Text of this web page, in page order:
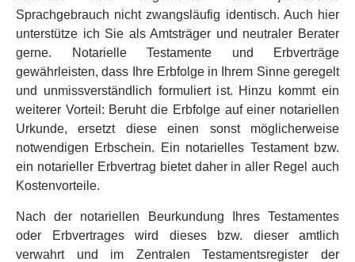
Sprachgebrauch nicht zwangsläufig identisch. Auch hier
unterstütze ich Sie als Amtsträger und neutraler Berater
gerne. Notarielle Testamente und Erbverträge
gewährleisten, dass Ihre Erbfolge in Ihrem Sinne geregelt
und unmissverständlich formuliert ist. Hinzu kommt ein
weiterer Vorteil: Beruht die Erbfolge auf einer notariellen
Urkunde, ersetzt diese einen sonst möglicherweise
notwendigen Erbschein. Ein notarielles Testament bzw.
ein notarieller Erbvertrag bietet daher in aller Regel auch
Kostenvorteile.
Nach der notariellen Beurkundung Ihres Testamentes
oder Erbvertrages wird dieses bzw. dieser amtlich
verwahrt und im Zentralen Testamentsregister der